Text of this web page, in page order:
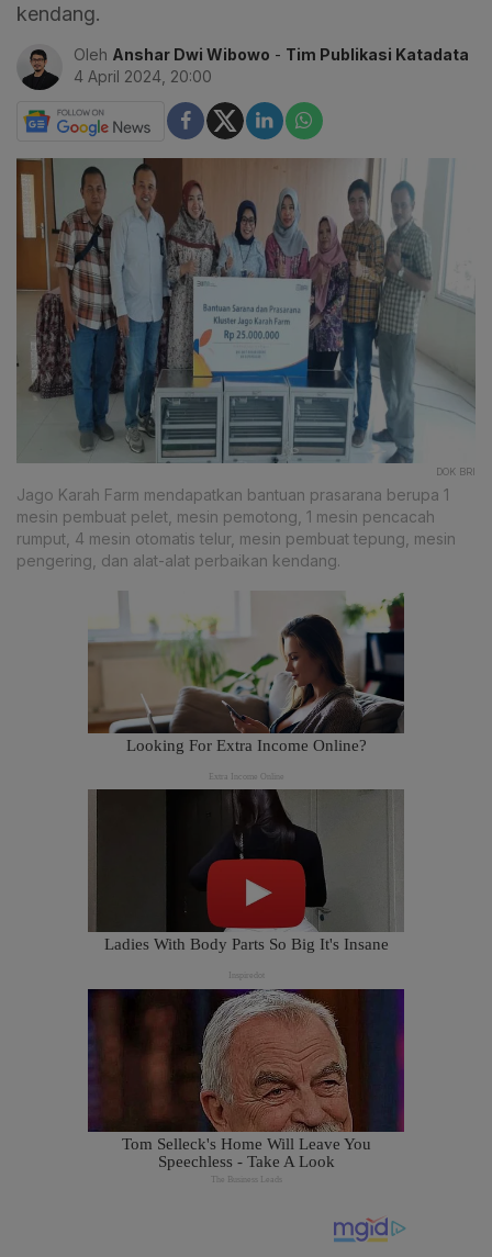
kendang.
Oleh Anshar Dwi Wibowo - Tim Publikasi Katadata
4 April 2024, 20:00
DOK BRI
Jago Karah Farm mendapatkan bantuan prasarana berupa 1
mesin pembuat pelet, mesin pemotong, 1 mesin pencacah
rumput, 4 mesin otomatis telur, mesin pembuat tepung, mesin
pengering, dan alat-alat perbaikan kendang.